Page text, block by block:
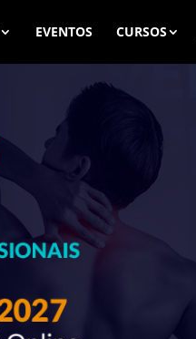
EVENTOS CURSOS